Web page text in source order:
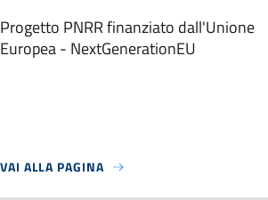
Progetto PNRR finanziato dall'Unione
Europea - NextGenerationEU
VAI ALLA PAGINA